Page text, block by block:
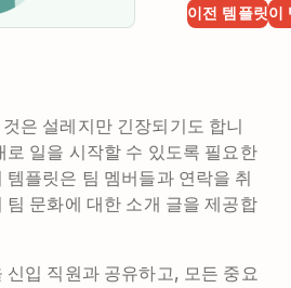
이전 템플릿이
은 설레지만 긴장되기도 합니
로 일을 시작할 수 있도록 필요한
플릿은 팀 멤버들과 연락을 취
팀 문화에 대한 소개 글을 제공합
신입 직원과 공유하고, 모든 중요